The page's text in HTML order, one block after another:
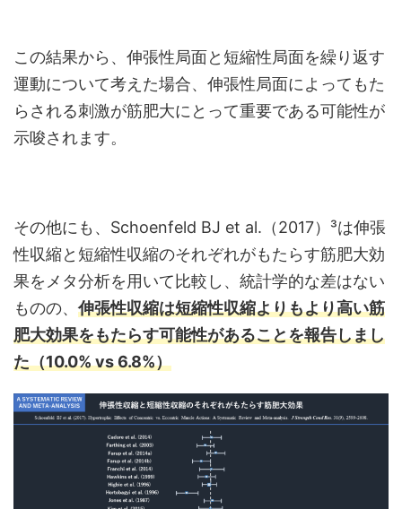
この結果から、伸張性局面と短縮性局面を繰り返す
運動について考えた場合、伸張性局面によってもた
らされる刺激が筋肥大にとって重要である可能性が
示唆されます。
その他にも、Schoenfeld BJ et al.（2017）³は伸張
性収縮と短縮性収縮のそれぞれがもたらす筋肥大効
果をメタ分析を用いて比較し、統計学的な差はない
ものの、伸張性収縮は短縮性収縮よりもより高い筋
肥大効果をもたらす可能性があることを報告しまし
た（10.0% vs 6.8%）